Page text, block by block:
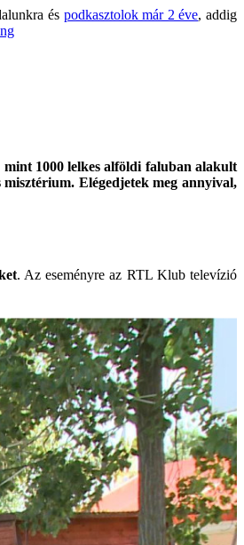
és podkasztolok már 2 éve, addig
“Index
1000 lelkes alföldi faluban alakult
Elégedjetek meg annyival,
. Az eseményre az RTL Klub televízió